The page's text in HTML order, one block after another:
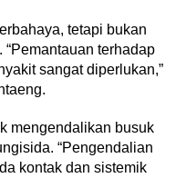
tetapi bukan
terhadap
sangat diperlukan,”
mengendalikan busuk
“Pengendalian
kontak dan sistemik